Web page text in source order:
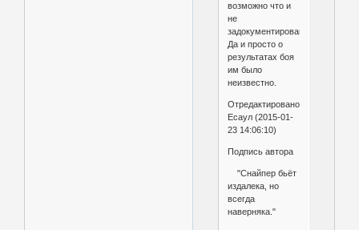
возможно что и
не
задокументированно.
Да и просто о
результатах боя
им было
неизвестно.
Отредактировано
Есаул (2015-01-
23 14:06:10)
Подпись автора
"Снайпер бьёт
издалека, но
всегда
наверняка."